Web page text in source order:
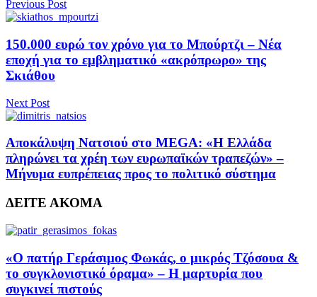
Previous Post
150.000 ευρώ τον χρόνο για το Μπούρτζι – Νέα
εποχή για το εμβληματικό «ακρόπρωρο» της
Σκιάθου
Next Post
Αποκάλυψη Νατσιού στο MEGA: «Η Ελλάδα
πληρώνει τα χρέη των ευρωπαϊκών τραπεζών» –
Μήνυμα ευπρέπειας προς το πολιτικό σύστημα
ΔΕΙΤΕ ΑΚΟΜΑ
«Ο πατήρ Γεράσιμος Φωκάς, ο μικρός Τζόσουα &
το συγκλονιστικό όραμα» – Η μαρτυρία που
συγκινεί πιστούς